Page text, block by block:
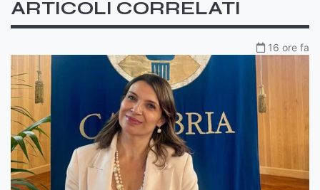
ARTICOLI CORRELATI
16 ore fa